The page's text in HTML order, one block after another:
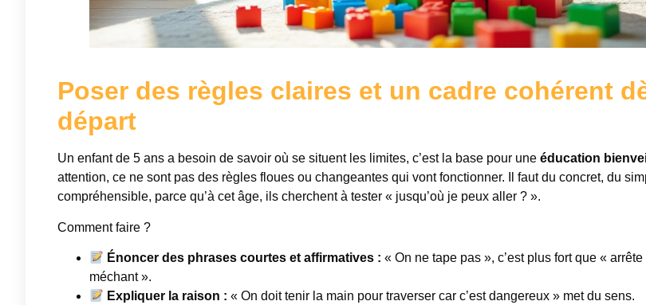
Poser des règles claires et un cadre cohérent
départ
Un enfant de 5 ans a besoin de savoir où se situent les limites, c’est la base pour une éducation
attention, ce ne sont pas des règles floues ou changeantes qui vont fonctionner. Il faut du concret, du
compréhensible, parce qu’à cet âge, ils cherchent à tester « jusqu’où je peux aller ? ».
Comment faire ?
Énoncer des phrases courtes et affirmatives : « On ne tape pas », c’est plus fort que « arrête
méchant ».
Expliquer la raison : « On doit tenir la main pour traverser car c’est dangereux » met du sens.